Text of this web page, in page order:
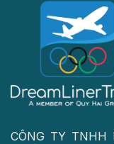
CÔNG TY TNHH